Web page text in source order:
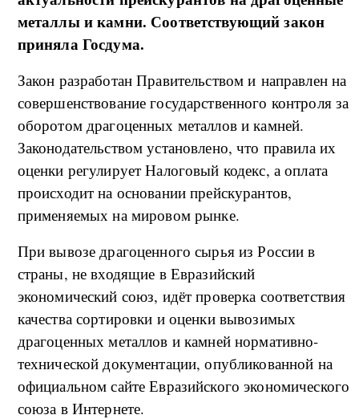
металлы и камни. Соответствующий закон
приняла Госдума.
Закон разработан Правительством и направлен на
совершенствование государственного контроля за
оборотом драгоценных металлов и камней.
Законодательством установлено, что правила их
оценки регулирует Налоговый кодекс, а оплата
происходит на основании прейскурантов,
применяемых на мировом рынке.
При вывозе драгоценного сырья из России в
страны, не входящие в Евразийский
экономический союз, идёт проверка соответствия
качества сортировки и оценки вывозимых
драгоценных металлов и камней нормативно-
технической документации, опубликованной на
официальном сайте Евразийского экономического
союза в Интернете.